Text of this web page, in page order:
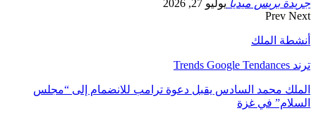
جريدة بريس ميديا يوليو 27, 2026
Prev Next
أنشطة الملك
ترند Trends Google Tendances
الملك محمد السادس يقبل دعوة ترامب للانضمام إلى “مجلس
السلام” في غزة